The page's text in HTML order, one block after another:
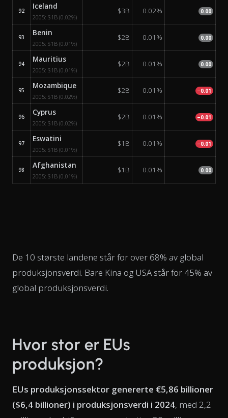
92 Iceland
2005: $1B (0.02%)
$3B 0.02% 0.00
93 Benin
2005: $1B (0.01%)
$2B 0.01% 0.00
94 Mauritius
2005: $1B (0.01%)
$2B 0.01% 0.00
95 Mozambique
2005: $1B (0.02%)
$2B 0.01% −0.01
96 Cyprus
2005: $1B (0.02%)
$2B 0.01% −0.01
97 Eswatini
2005: $1B (0.01%)
$1B 0.01% −0.01
98 Afghanistan
2005: $1B (0.01%)
$1B 0.01% 0.00
De 10 største landene står for over 68% av global
produksjonsverdi. Bare Kina og USA står for 45% av
global produksjonsverdi.
Hvor stor er EUs
produksjon?
EUs produksjonssektor genererte €5,86 billioner
($6,4 billioner) i produksjonsverdi i 2024, med 2,2